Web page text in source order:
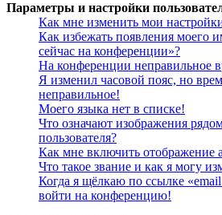
Параметры и настройки
Как мне изменить мои
Как избежать появления моего
сейчас на конференции»?
На конференции неправильное
Я изменил часовой пояс, но
неправильное!
Моего языка нет в списке!
Что означают изображения
пользователя?
Как мне включить отображение
Что такое звание и как я могу
Когда я щёлкаю по ссылке
войти на конференцию!